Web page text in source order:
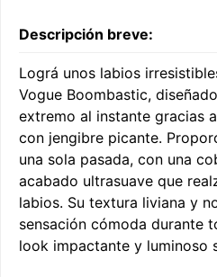
Descripción breve:
Lográ unos labios
Vogue Boombastic,
extremo al instante gracias
con jengibre picante.
una sola pasada, con una
acabado ultrasuave que
labios. Su textura liviana y
sensación cómoda durante
look impactante y luminoso